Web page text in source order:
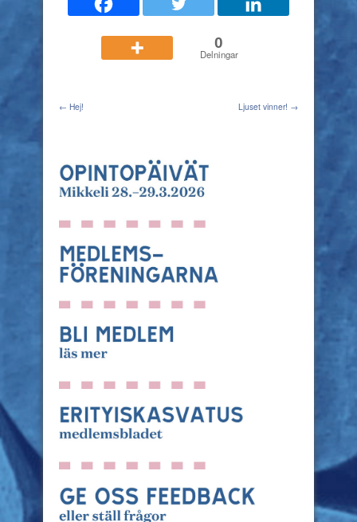
0
Delningar
← Hej! Ljuset vinner! →